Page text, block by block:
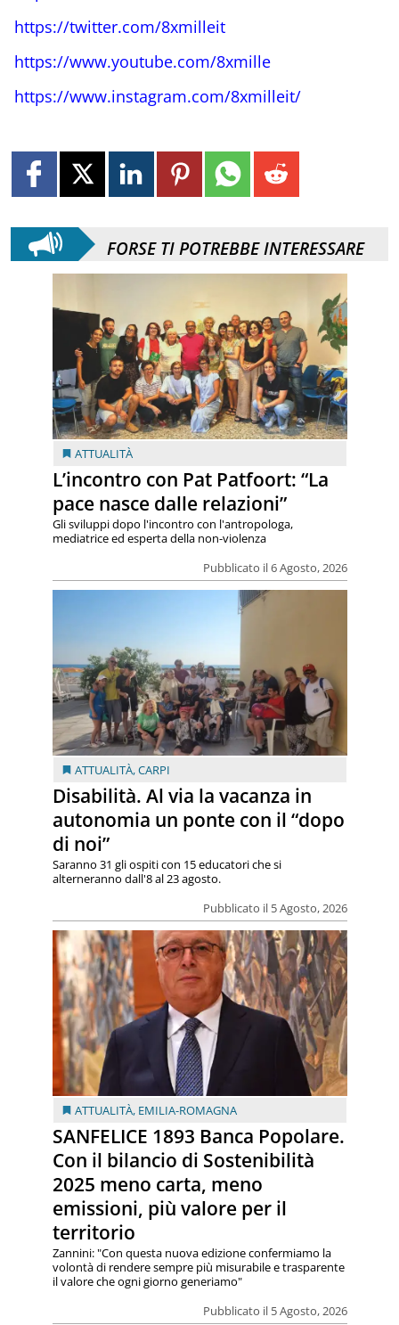
https://twitter.com/8xmilleit
https://www.youtube.com/8xmille
https://www.instagram.com/8xmilleit/
FORSE TI POTREBBE INTERESSARE
ATTUALITÀ
L’incontro con Pat Patfoort: “La
pace nasce dalle relazioni”
Pubblicato il 6 Agosto, 2026
Gli sviluppi dopo l'incontro con l'antropologa,
mediatrice ed esperta della non-violenza
ATTUALITÀ,CARPI
Disabilità. Al via la vacanza in
autonomia un ponte con il “dopo
di noi”
Pubblicato il 5 Agosto, 2026
Saranno 31 gli ospiti con 15 educatori che si
alterneranno dall'8 al 23 agosto.
ATTUALITÀ, EMILIA-ROMAGNA
SANFELICE 1893 Banca Popolare.
Con il bilancio di Sostenibilità
2025 meno carta, meno
emissioni, più valore per il
territorio
Pubblicato il 5 Agosto, 2026
Zannini: "Con questa nuova edizione confermiamo la
volontà di rendere sempre più misurabile e trasparente
il valore che ogni giorno generiamo"